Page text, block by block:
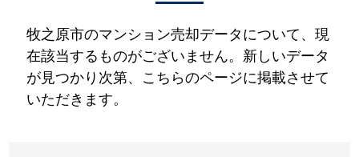
牧之原市のマンション売却データについて、現
在該当するものがございません。新しいデータ
が見つかり次第、こちらのページに掲載させて
いただきます。